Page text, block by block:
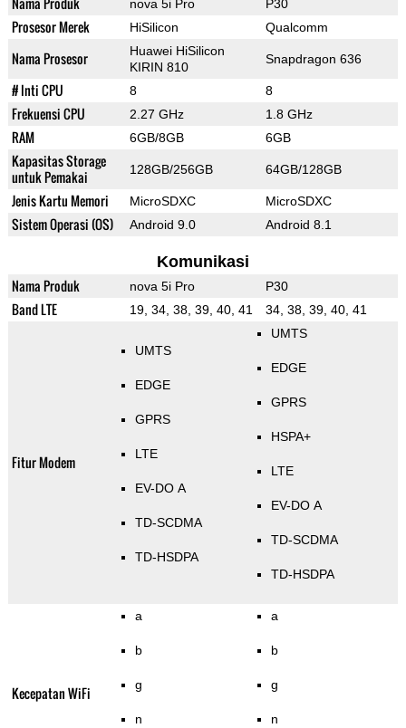
nova 5i Pro P30
Prosesor Merek HiSilicon Qualcomm
Nama Prosesor
Huawei HiSilicon
KIRIN 810
Snapdragon 636
# Inti CPU 8 8
Frekuensi CPU 2.27 GHz 1.8 GHz
RAM 6GB/8GB 6GB
Kapasitas Storage
untuk Pemakai
128GB/256GB 64GB/128GB
Jenis Kartu Memori MicroSDXC MicroSDXC
Sistem Operasi (OS) Android 9.0 Android 8.1
Komunikasi
Nama Produk nova 5i Pro P30
Band LTE 19, 34, 38, 39, 40, 41 34, 38, 39, 40, 41
Fitur Modem
UMTS
EDGE
GPRS
LTE
EV-DO A
TD-SCDMA
TD-HSDPA
UMTS
EDGE
GPRS
HSPA+
LTE
EV-DO A
TD-SCDMA
TD-HSDPA
Kecepatan WiFi
a
b
g
n
a
b
g
n